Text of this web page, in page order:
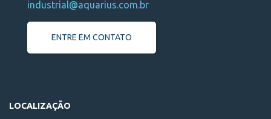
industrial@aquarius.com.br
ENTRE EM CONTATO
LOCALIZAÇÃO